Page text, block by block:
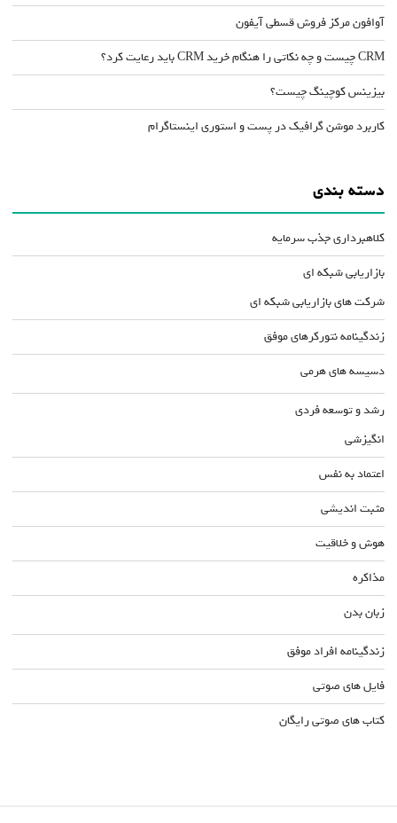
آوافون مرکز فروش قسطی آیفون
CRM چیست و چه نکاتی را هنگام خرید CRM باید رعایت کرد؟
بیزینس کوچینگ چیست؟
کاربرد موشن گرافیک در پست و استوری اینستاگرام
دسته بندی
کلاهبرداری جذب سرمایه
بازاریابی شبکه ای
شرکت های بازاریابی شبکه ای
زندگینامه نتورکرهای موفق
دسیسه های هرمی
رشد و توسعه فردی
انگیزشی
اعتماد به نفس
مثبت اندیشی
هوش و خلاقیت
مذاکره
زبان بدن
زندگینامه افراد موفق
فایل های صوتی
کتاب های صوتی رایگان